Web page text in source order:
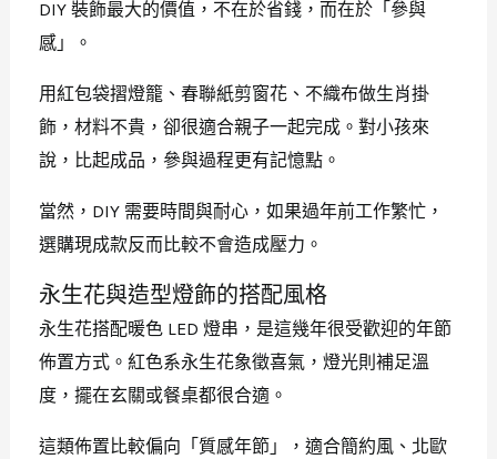
DIY 裝飾最大的價值，不在於省錢，而在於「參與
感」。
用紅包袋摺燈籠、春聯紙剪窗花、不織布做生肖掛
飾，材料不貴，卻很適合親子一起完成。對小孩來
說，比起成品，參與過程更有記憶點。
當然，DIY 需要時間與耐心，如果過年前工作繁忙，
選購現成款反而比較不會造成壓力。
永生花與造型燈飾的搭配風格
永生花搭配暖色 LED 燈串，是這幾年很受歡迎的年節
佈置方式。紅色系永生花象徵喜氣，燈光則補足溫
度，擺在玄關或餐桌都很合適。
這類佈置比較偏向「質感年節」，適合簡約風、北歐